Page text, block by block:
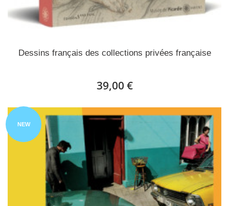
Dessins français des collections privées française
39,00 €
NEW